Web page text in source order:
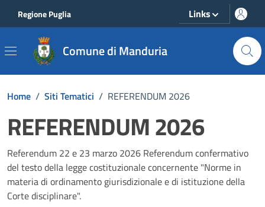
Regione Puglia Links
Comune di Manduria
Home / Siti Tematici / REFERENDUM 2026
REFERENDUM 2026
Referendum 22 e 23 marzo 2026 Referendum confermativo
del testo della legge costituzionale concernente "Norme in
materia di ordinamento giurisdizionale e di istituzione della
Corte disciplinare".